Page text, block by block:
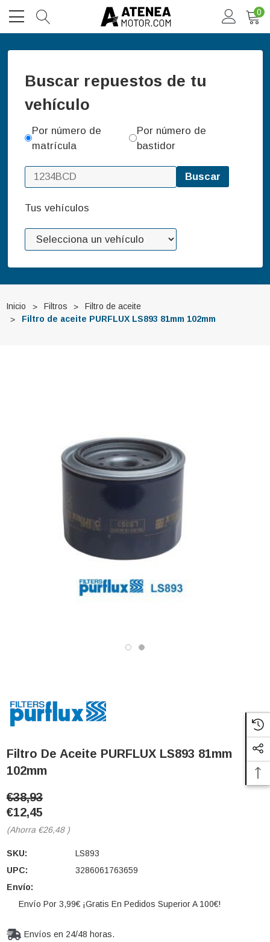
0
Buscar repuestos de tu
vehículo
Por número de
matrícula
Por número de
bastidor
Buscar
Tus vehículos
Inicio Filtros
Filtro de aceite
Filtro de aceite PURFLUX LS893 81mm 102mm
Filtro De Aceite PURFLUX LS893 81mm
102mm
€38,93
€12,45
(Ahorra €26,48 )
SKU:
LS893
UPC:
3286061763659
Envío:
Envío Por 3,99€ ¡Gratis En Pedidos Superior A 100€!
Envíos en 24/48 horas.